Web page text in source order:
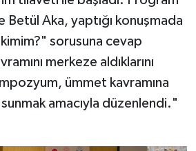
Betül Aka, yaptığı konuşmada
sorusuna cevap
merkeze aldıklarını
ümmet kavramına
amacıyla düzenlendi."